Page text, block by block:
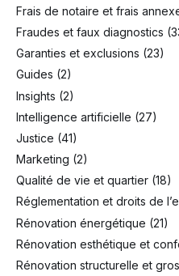
Frais de notaire et frais
Fraudes et faux diagnostics
Garanties et exclusions (23)
Guides (2)
Insights (2)
Intelligence artificielle (27)
Justice (41)
Marketing (2)
Qualité de vie et quartier (18)
Réglementation et droits de
Rénovation énergétique (21)
Rénovation esthétique et
Rénovation structurelle et